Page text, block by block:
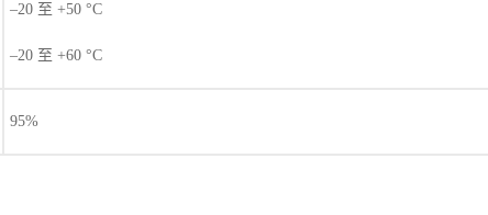
–20 至 +50 °C
–20 至 +60 °C
95%